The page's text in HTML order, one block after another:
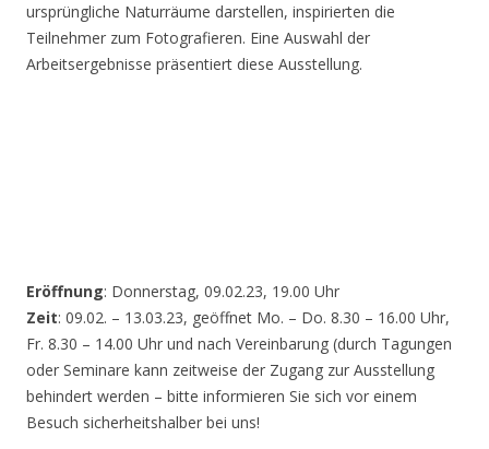
ursprüngliche Naturräume darstellen, inspirierten die
Teilnehmer zum Fotografieren. Eine Auswahl der
Arbeitsergebnisse präsentiert diese Ausstellung.
Eröffnung: Donnerstag, 09.02.23, 19.00 Uhr
Zeit: 09.02. – 13.03.23, geöffnet Mo. – Do. 8.30 – 16.00 Uhr,
Fr. 8.30 – 14.00 Uhr und nach Vereinbarung (durch Tagungen
oder Seminare kann zeitweise der Zugang zur Ausstellung
behindert werden – bitte informieren Sie sich vor einem
Besuch sicherheitshalber bei uns!